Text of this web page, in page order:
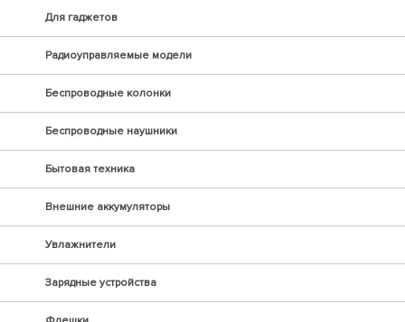
Для гаджетов
Радиоуправляемые модели
Беспроводные колонки
Беспроводные наушники
Бытовая техника
Внешние аккумуляторы
Увлажнители
Зарядные устройства